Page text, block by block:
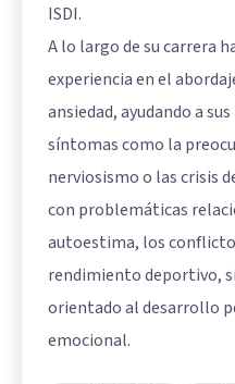
ISDI.
A lo largo de su carrera
experiencia en el
ansiedad, ayudando a
síntomas como la
nerviosismo o las crisis
con problemáticas
autoestima, los
rendimiento deportivo,
orientado al desarrollo
emocional.